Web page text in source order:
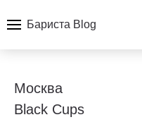
Бариста Blog
Москва
Black Cups